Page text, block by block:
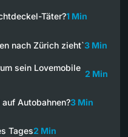
Täter?1 Min
nach Zürich zieht`3 Min
sein Lovemobile
2 Min
Autobahnen?3 Min
Tages2 Min